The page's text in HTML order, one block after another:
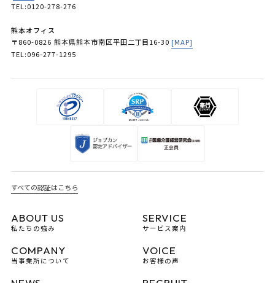
TEL:0120-278-276
熊本オフィス
〒860-0826 熊本県熊本市南区平田二丁目16-30 [MAP]
TEL:096-277-1295
すべての認証はこちら
ABOUT US
私たちの強み
SERVICE
サービス案内
COMPANY
当事業所について
VOICE
お客様の声